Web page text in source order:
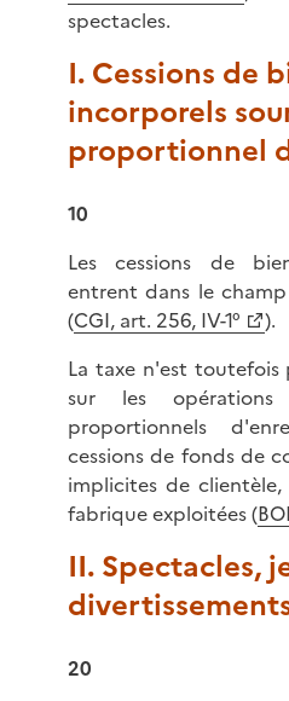
spectacles.
I. Cessions de
incorporels
proportionnel
10
Les cessions de
entrent dans le
(CGI, art. 256, IV-1°
).
La taxe n'est toutefois
sur les opérations
proportionnels
cessions de fonds de
implicites de
fabrique exploitées (
II. Spectacles,
20